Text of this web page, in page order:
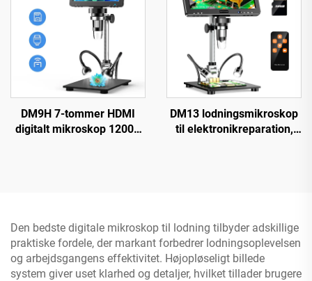
DM9H 7-tommer HDMI
digitalt mikroskop 1200X
DM13 lodningsmikroskop
til elektronikreparation,
Den bedste digitale mikroskop til lodning tilbyder adskillige
praktiske fordele, der markant forbedrer lodningsoplevelsen
og arbejdsgangens effektivitet. Højopløseligt billede
system giver uset klarhed og detaljer, hvilket tillader brugere